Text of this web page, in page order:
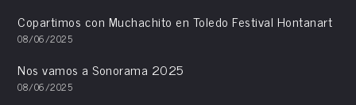
Copartimos con Muchachito en Toledo Festival Hontanart
08/06/2025
Nos vamos a Sonorama 2025
08/06/2025